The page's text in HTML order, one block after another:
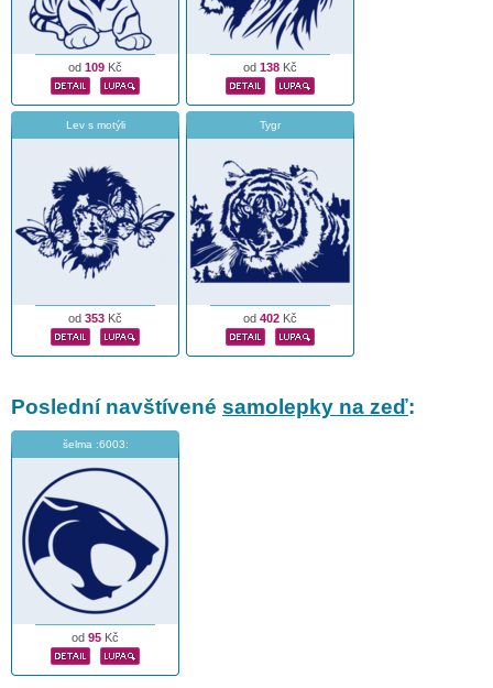
od 109 Kč od 138 Kč
Lev s motýli
od 353 Kč
Tygr
od 402 Kč
Poslední navštívené samolepky na zeď:
šelma :6003:
od 95 Kč